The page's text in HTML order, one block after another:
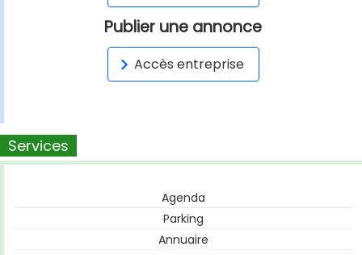
Publier une annonce
Accès entreprise
Services
Agenda
Parking
Annuaire